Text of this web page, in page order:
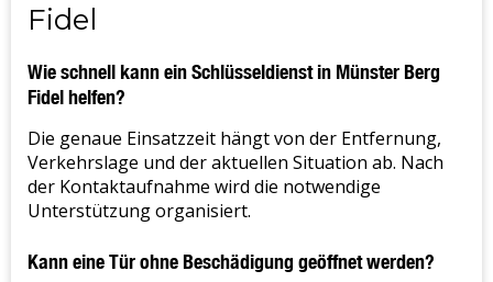
Fidel
Wie schnell kann ein Schlüsseldienst in Münster Berg
Fidel helfen?
Die genaue Einsatzzeit hängt von der Entfernung,
Verkehrslage und der aktuellen Situation ab. Nach
der Kontaktaufnahme wird die notwendige
Unterstützung organisiert.
Kann eine Tür ohne Beschädigung geöffnet werden?